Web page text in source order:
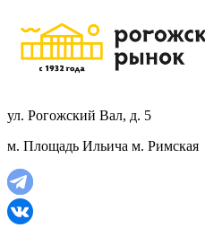
ул. Рогожский Вал, д. 5
м. Площадь Ильича м. Римская